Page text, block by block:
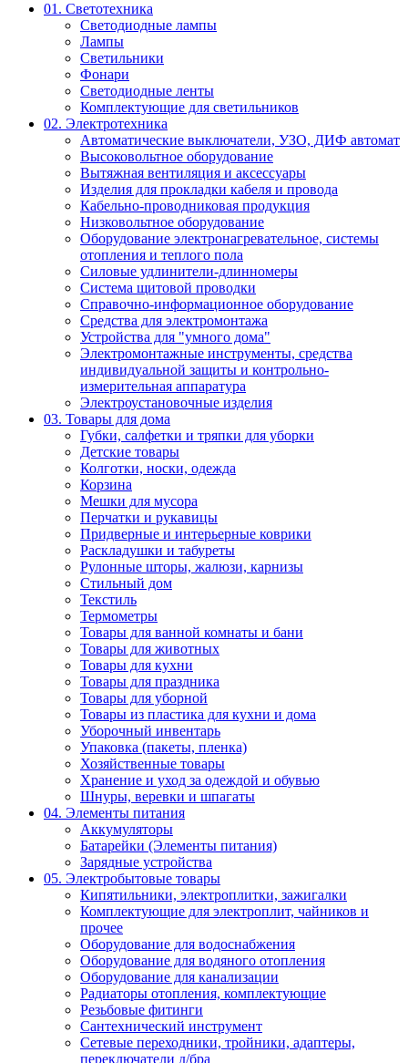
01. Светотехника
Светодиодные лампы
Лампы
Светильники
Фонари
Светодиодные ленты
Комплектующие для светильников
02. Электротехника
Автоматические выключатели, УЗО, ДИФ автомат
Высоковольтное оборудование
Вытяжная вентиляция и аксессуары
Изделия для прокладки кабеля и провода
Кабельно-проводниковая продукция
Низковольтное оборудование
Оборудование электронагревательное, системы
отопления и теплого пола
Силовые удлинители-длинномеры
Система щитовой проводки
Справочно-информационное оборудование
Средства для электромонтажа
Устройства для "умного дома"
Электромонтажные инструменты, средства
индивидуальной защиты и контрольно-
измерительная аппаратура
Электроустановочные изделия
03. Товары для дома
Губки, салфетки и тряпки для уборки
Детские товары
Колготки, носки, одежда
Корзина
Мешки для мусора
Перчатки и рукавицы
Придверные и интерьерные коврики
Раскладушки и табуреты
Рулонные шторы, жалюзи, карнизы
Стильный дом
Текстиль
Термометры
Товары для ванной комнаты и бани
Товары для животных
Товары для кухни
Товары для праздника
Товары для уборной
Товары из пластика для кухни и дома
Уборочный инвентарь
Упаковка (пакеты, пленка)
Хозяйственные товары
Хранение и уход за одеждой и обувью
Шнуры, веревки и шпагаты
04. Элементы питания
Аккумуляторы
Батарейки (Элементы питания)
Зарядные устройства
05. Электробытовые товары
Кипятильники, электроплитки, зажигалки
Комплектующие для электроплит, чайников и
прочее
Оборудование для водоснабжения
Оборудование для водяного отопления
Оборудование для канализации
Радиаторы отопления, комплектующие
Резьбовые фитинги
Сантехнический инструмент
Сетевые переходники, тройники, адаптеры,
переключатели д/бра